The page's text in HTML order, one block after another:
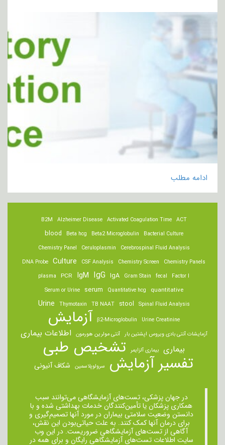
ادامه مطلب
ACT
Activated Coagulation Time
Alzheimer Disease
B2M
Bacterial Culture
Beta2 Microglobulin
Beta hcg
blood
Cerebrospinal Fluid Analysis
Ceruloplasmin
Chemistry Panel
Chemistry Panels
Chemistry Screen
CSF Analysis
Culture
DNA Probe
Factor I
fecal
Gram Stain
IgA
IgG
IgM
PCR
plasma
quantitative
Quantitative hcg
serum
Serum or Urine
Spinal Fluid Analysis
stool
TB NAAT
Thymotaxin
Urine
Urine Creatinine
β2-Microglobulin آزمایش
آزمایشات آنتی بادی ویروس اپشتین بار آنتی مولرین هورمون اطلاعات بیماری
بیماری بیماری آلزایمر تشخیص طبی
تفسیر آزمایش سرولوپلاسمین شکاف آنیونی
در جهان پزشکی، تست‌های آزمایشگاهی می‌توانند سبب
همکاری پزشکان یا تأمین‌کنندگان خدمات بهداشتی شده و با
دانستن وضعیت سلامتی بیماران در مورد آنها تصمیم‌گیری و
برای درمان ‌آنها کمک کنند. به علت حیاتی‌بودن این نقش،
آگاهی از تست‌های آزمایشگاهی ضروریست. در این وب
سایت اطلاعات تست‌های آزمایشگاهی رایگان و برای همه در